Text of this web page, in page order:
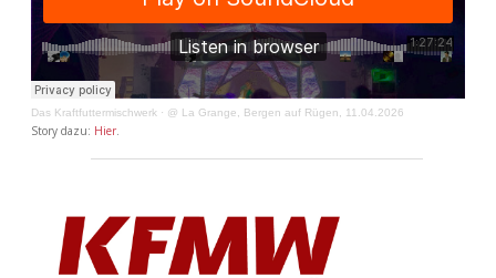
Das Kraftfuttermischwerk · @ La Grange, Bergen auf Rügen, 11.04.2026
Story dazu: Hier.